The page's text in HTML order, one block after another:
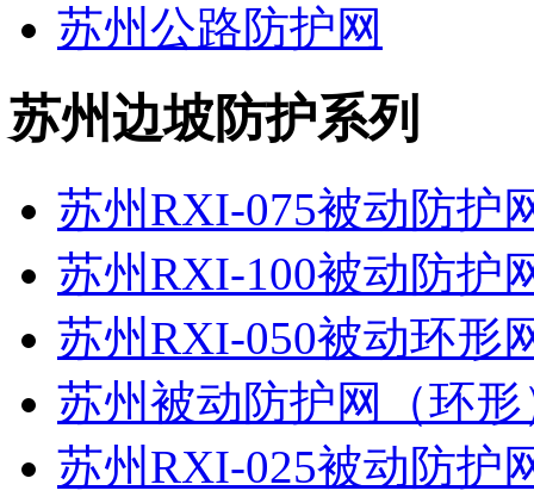
苏州公路防护网
苏州边坡防护系列
苏州RXI-075被动防护
苏州RXI-100被动防护
苏州RXI-050被动环形
苏州被动防护网（环形
苏州RXI-025被动防护